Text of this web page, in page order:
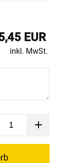
EUR
inkl. MwSt.